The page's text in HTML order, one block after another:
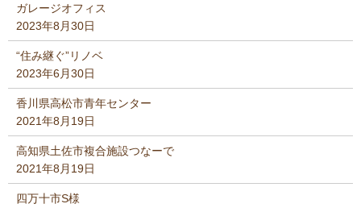
ガレージオフィス
2023年8月30日
“住み継ぐ”リノベ
2023年6月30日
香川県高松市青年センター
2021年8月19日
高知県土佐市複合施設つなーで
2021年8月19日
四万十市S様